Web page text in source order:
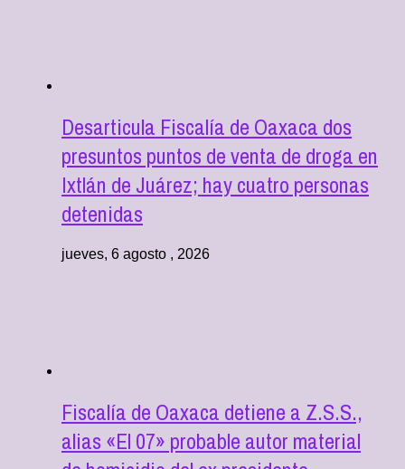
Desarticula Fiscalía de Oaxaca dos
presuntos puntos de venta de droga en
Ixtlán de Juárez; hay cuatro personas
detenidas
jueves, 6 agosto , 2026
Fiscalía de Oaxaca detiene a Z.S.S.,
alias «El 07» probable autor material